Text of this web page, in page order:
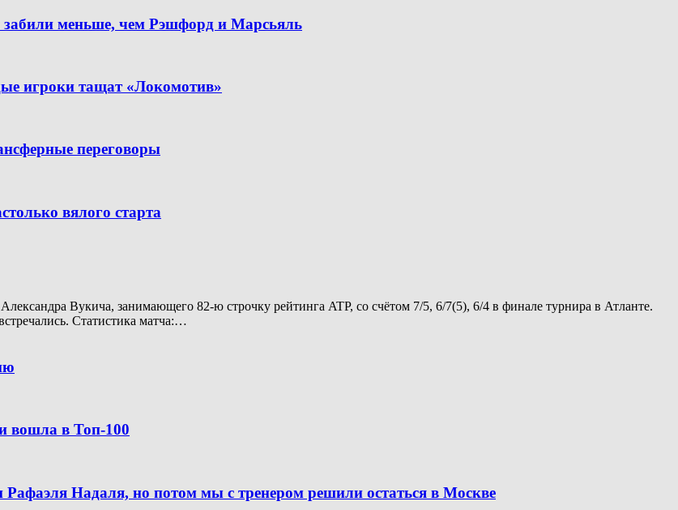
меньше, чем Рэшфорд и Марсьяль
игроки тащат «Локомотив»
переговоры
вялого старта
Вукича, занимающего 82-ю строчку рейтинга ATP, со счётом 7/5, 6/7(5), 6/4 в финале турнира в Атланте.
Статистика матча:…
вошла в Топ-100
Надаля, но потом мы с тренером решили остаться в Москве